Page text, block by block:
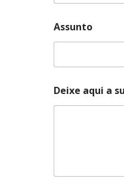
Assunto
Deixe aqui a